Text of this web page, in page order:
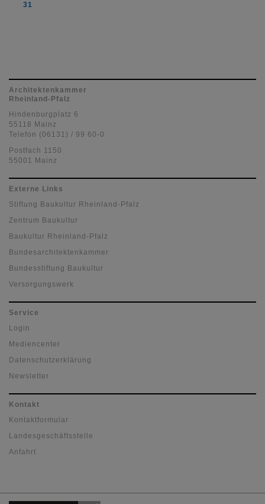
31
Architektenkammer
Rheinland-Pfalz
Hindenburgplatz 6
55118 Mainz
Telefon (06131) / 99 60-0
Postfach 1150
55001 Mainz
Externe Links
Stiftung Baukultur Rheinland-Pfalz
Zentrum Baukultur
Baukultur Rheinland-Pfalz
Bundesarchitektenkammer
Bundesstiftung Baukultur
Versorgungswerk
Service
Login
Mediencenter
Datenschutzerklärung
Newsletter
Kontakt
Kontaktformular
Landesgeschäftsstelle
Anfahrt